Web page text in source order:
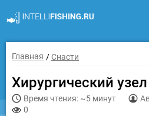
Главная Снасти
Хирургический
Время чтения: ~5 минут
0